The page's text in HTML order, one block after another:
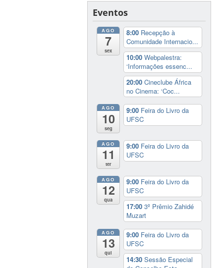
Eventos
AGO
7
sex
8:00 Recepção à
Comunidade Internacio...
10:00Webpalestra:
‘Informações essenc...
20:00Cineclube África
no Cinema: ‘Coc...
AGO
10
seg
9:00 Feira do Livro da
UFSC
AGO
11
ter
9:00 Feira do Livro da
UFSC
AGO
12
qua
9:00 Feira do Livro da
UFSC
17:003º Prêmio Zahidé
Muzart
AGO
13
qui
9:00 Feira do Livro da
UFSC
14:30Sessão Especial